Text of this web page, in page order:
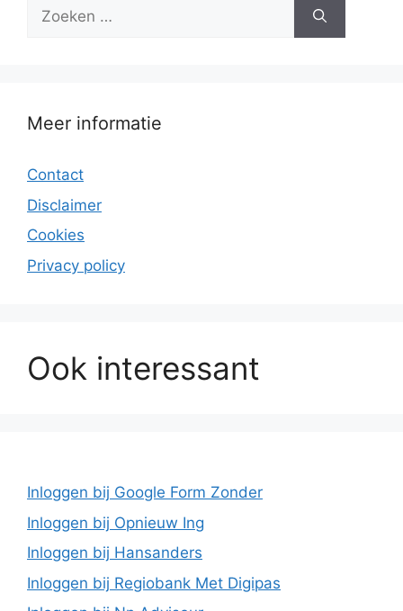
Zoek
Meer informatie
Contact
Disclaimer
Cookies
Privacy policy
Ook interessant
Inloggen bij Google Form Zonder
Inloggen bij Opnieuw Ing
Inloggen bij Hansanders
Inloggen bij Regiobank Met Digipas